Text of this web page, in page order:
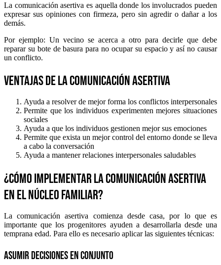
La comunicación asertiva es aquella donde los involucrados pueden
expresar sus opiniones con firmeza, pero sin agredir o dañar a los
demás.
Por ejemplo: Un vecino se acerca a otro para decirle que debe
reparar su bote de basura para no ocupar su espacio y así no causar
un conflicto.
Ventajas de la comunicación asertiva
Ayuda a resolver de mejor forma los conflictos interpersonales
Permite que los individuos experimenten mejores situaciones
sociales
Ayuda a que los individuos gestionen mejor sus emociones
Permite que exista un mejor control del entorno donde se lleva
a cabo la conversación
Ayuda a mantener relaciones interpersonales saludables
¿Cómo implementar la comunicación asertiva
en el núcleo familiar?
La comunicación asertiva comienza desde casa, por lo que es
importante que los progenitores ayuden a desarrollarla desde una
temprana edad. Para ello es necesario aplicar las siguientes técnicas:
Asumir decisiones en conjunto